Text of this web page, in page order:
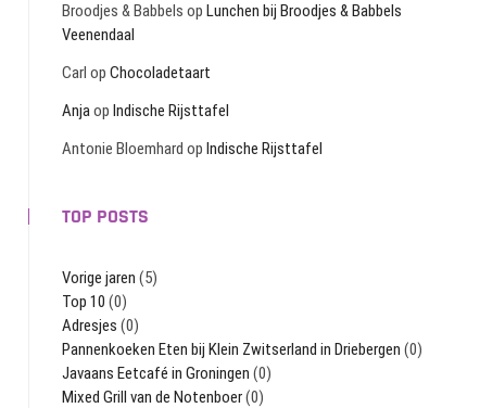
Broodjes & Babbels op Lunchen bij Broodjes & Babbels
Veenendaal
Carl op Chocoladetaart
Anjaop Indische Rijsttafel
Antonie Bloemhard op Indische Rijsttafel
TOP POSTS
Vorige jaren (5)
Top 10 (0)
Adresjes (0)
Pannenkoeken Eten bij Klein Zwitserland in Driebergen (0)
Javaans Eetcafé in Groningen (0)
Mixed Grill van de Notenboer(0)